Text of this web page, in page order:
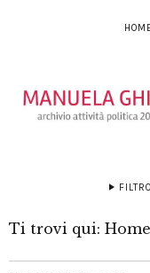
Ti trovi qui: Home